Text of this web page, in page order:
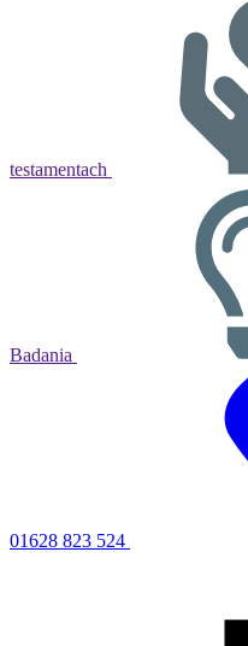
testamentach
Badania
01628 823 524